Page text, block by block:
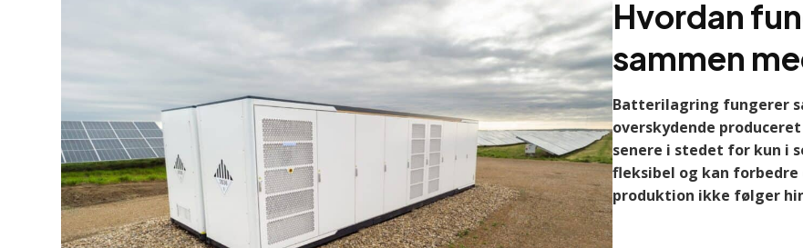
Hvordan
sammen
Batterilagring fungerer
overskydende
senere i stedet for kun i
fleksibel og kan
produktion ikke følger